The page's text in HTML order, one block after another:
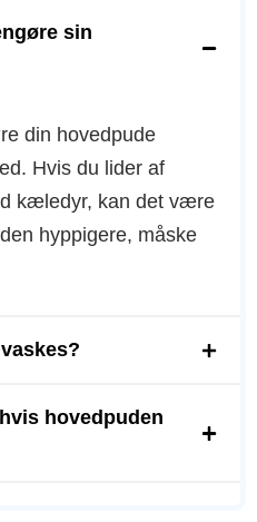
sin
din hovedpude
Hvis du lider af
kæledyr, kan det være
hyppigere, måske
hovedpuden